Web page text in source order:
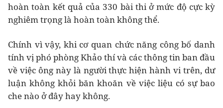
hoàn toàn kết quả của 330 bài thi ở mức độ cực kỳ
nghiêm trọng là hoàn toàn không thể.
Chính vì vậy, khi cơ quan chức năng công bố danh
tính vị phó phòng Khảo thí và các thông tin ban đầu
về việc ông này là người thực hiện hành vi trên, dư
luận không khỏi băn khoăn về việc liệu có sự bao
che nào ở đây hay không.